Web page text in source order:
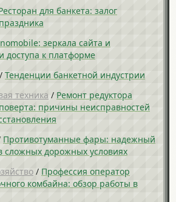
для банкета: залог
зеркала сайта и
доступа к платформе
/ Тенденции банкетной индустрии
техника / Ремонт редуктора
причины неисправностей
Противотуманные фары: надежный
сложных дорожных условиях
/ Профессия оператор
комбайна: обзор работы в